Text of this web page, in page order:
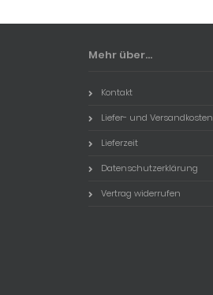
Mehr über...
Kontakt
Liefer- und Versandkosten
Lieferzeit
Datenschutzerklärung
Vertrag widerrufen